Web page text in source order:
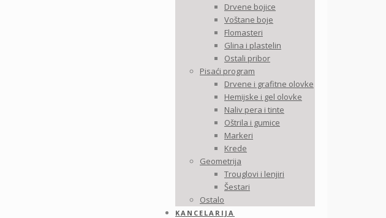
Drvene bojice
Voštane boje
Flomasteri
Glina i plastelin
Ostali pribor
Pisaći program
Drvene i grafitne olovke
Hemijske i gel olovke
Naliv pera i tinte
Oštrila i gumice
Markeri
Krede
Geometrija
Trouglovi i lenjiri
Šestari
Ostalo
KANCELARIJA